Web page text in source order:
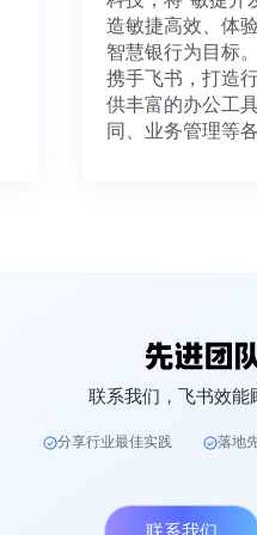
造敏捷高效、
智慧银行为目
携手飞书，打
供丰富的办公
同、业务管理
联系我们，飞书效能
分享行业最佳实践 落地